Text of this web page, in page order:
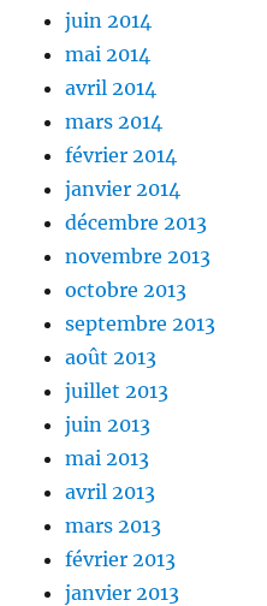
juin 2014
mai 2014
avril 2014
mars 2014
février 2014
janvier 2014
décembre 2013
novembre 2013
octobre 2013
septembre 2013
août 2013
juillet 2013
juin 2013
mai 2013
avril 2013
mars 2013
février 2013
janvier 2013